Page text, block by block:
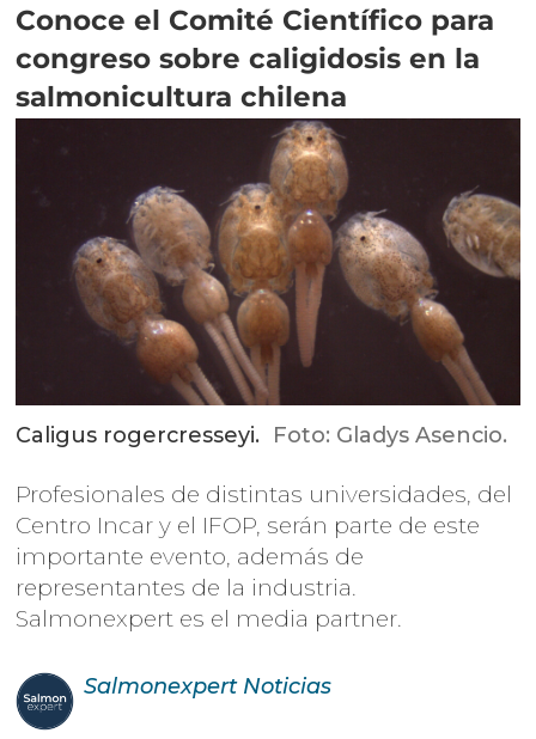
Conoce el Comité Científico para
congreso sobre caligidosis en la
salmonicultura chilena
Caligus rogercresseyi. Foto: Gladys Asencio.
Profesionales de distintas universidades, del
Centro Incar y el IFOP, serán parte de este
importante evento, además de
representantes de la industria.
Salmonexpert es el media partner.
Salmonexpert Noticias